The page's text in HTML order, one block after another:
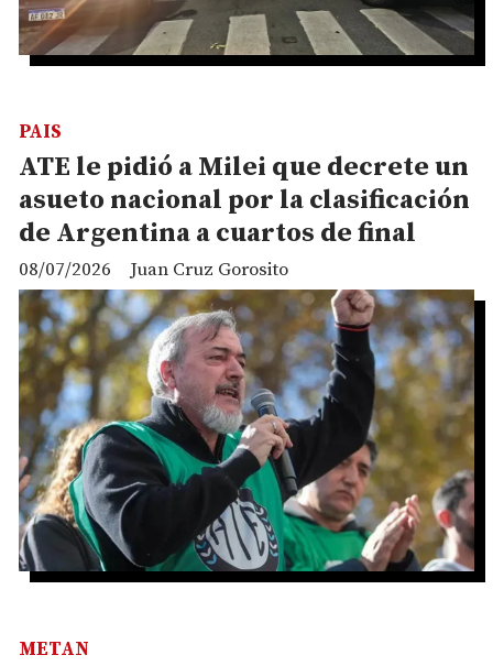
ATE le pidió a Milei que decrete un
asueto nacional por la clasificación
de Argentina a cuartos de final
Juan Cruz Gorosito
PAIS
08/07/2026
METAN